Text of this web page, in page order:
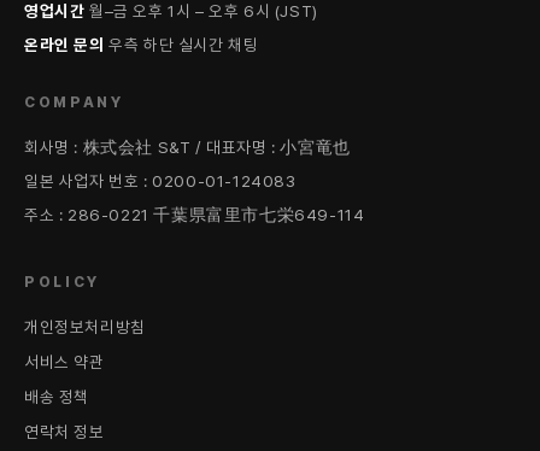
영업시간 월–금 오후 1시 – 오후 6시 (JST)
온라인 문의 우측 하단 실시간 채팅
COMPANY
회사명 : 株式会社 S&T / 대표자명 : 小宮竜也
일본 사업자 번호 : 0200-01-124083
주소 : 286-0221 千葉県富里市七栄649-114
POLICY
개인정보처리방침
서비스 약관
배송 정책
연락처 정보